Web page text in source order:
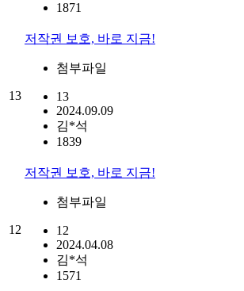
1871
13
저작권 보호, 바로 지금!
첨부파일
13
2024.09.09
김*석
1839
12
저작권 보호, 바로 지금!
첨부파일
12
2024.04.08
김*석
1571